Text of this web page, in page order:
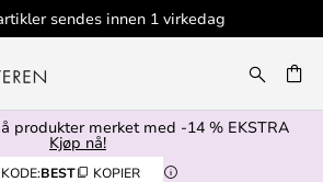
sendes innen 1 virkedag
produkter merket med -14 % EKSTRA
Kjøp nå!
KODE:BEST KOPIER